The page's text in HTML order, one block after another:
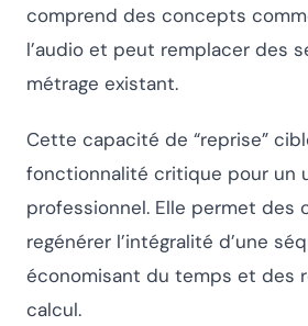
comprend des concepts
l’audio et peut remplacer des
métrage existant.
Cette capacité de “reprise”
fonctionnalité critique pour un
professionnel. Elle permet des
regénérer l’intégralité d’une
économisant du temps et des
calcul.